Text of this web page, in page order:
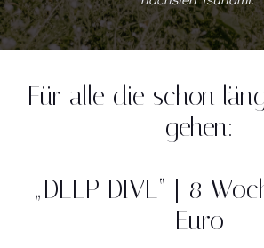
Für alle die schon
gehen:
„DEEP DIVE“ | 8
Euro